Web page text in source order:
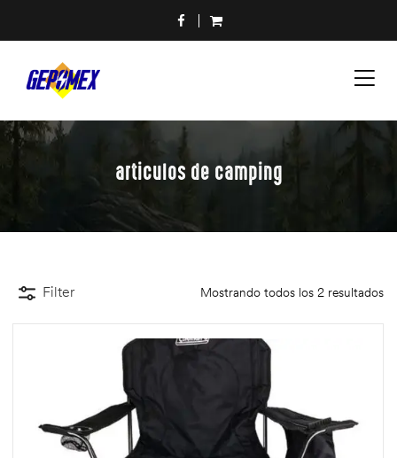
articulos de camping
Filter Mostrando todos los 2 resultados